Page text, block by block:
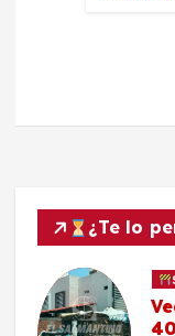
¿Te lo